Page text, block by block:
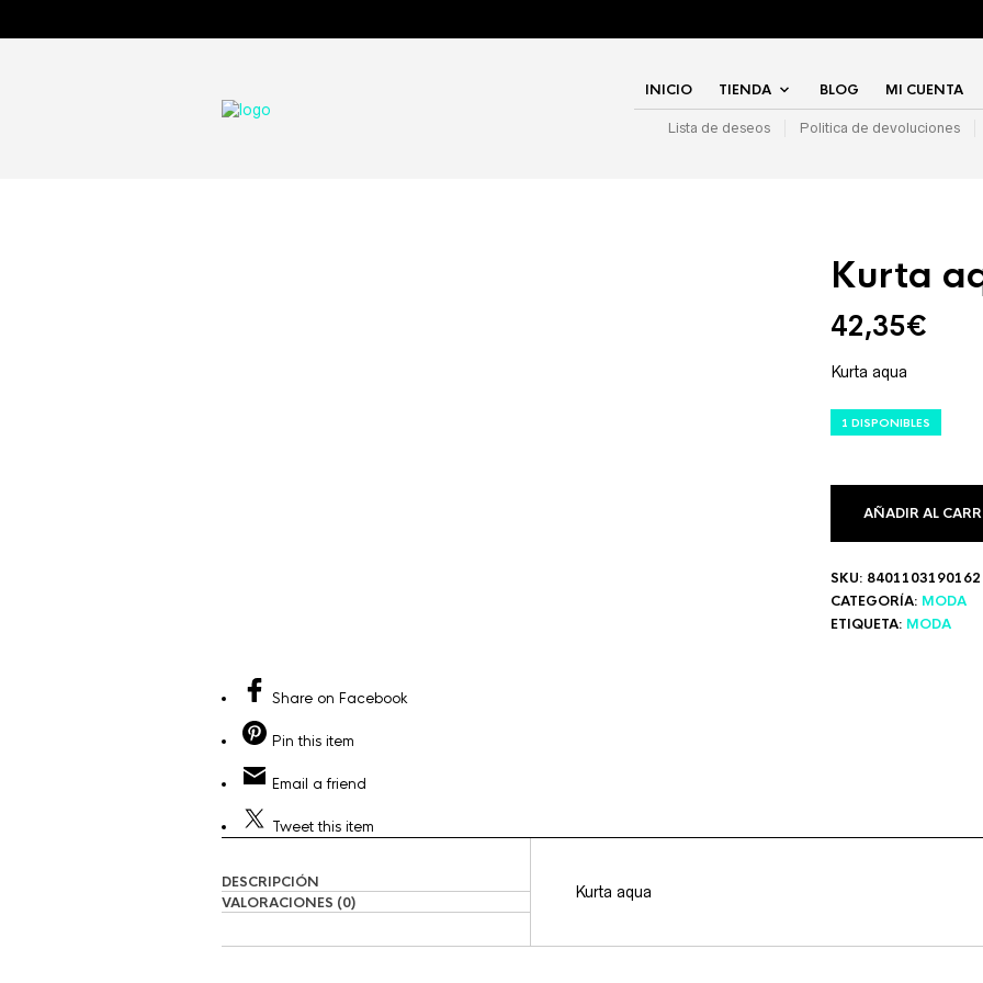
INICIO TIENDA BLOG MI CUENTA
Lista de deseos Politica de devoluciones
Kurta
42,35€
Kurta aqua
1 DISPONIBLES
AÑADIR AL
SKU: 8401103190162
CATEGORÍA: MODA
ETIQUETA: MODA
Share on Facebook
Pin this item
Email a friend
Tweetthis item
DESCRIPCIÓN
VALORACIONES (0)
Kurta aqua